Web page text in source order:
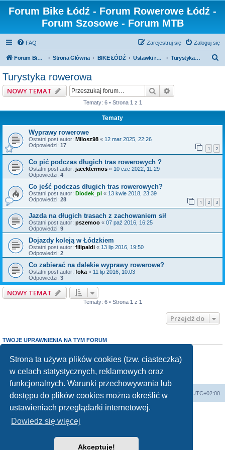
Strona ta używa plików cookies (tzw. ciasteczka)
w celach statystycznych, reklamowych oraz
funkcjonalnych. Warunki przechowywania lub
dostępu do plików cookies można określić w
ustawieniach przeglądarki internetowej.
Dowiedz się więcej
Akceptuję!
Forum Bike Łódź - Forum Rowerowe Łódź -
Forum Szosowe - Forum MTB
FAQ Zaloguj się
Zarejestruj się
Forum Bike Łódź - Forum Rowerowe Łódź - Forum Szosowe - Forum MTB Strona Główna BIKE ŁÓDŹ Ustawki rowerowe i wyprawy Turystyka rowerowa
Turystyka rowerowa
NOWY TEMAT Szukaj
Tematy: 6 • Strona 1 z 1
Tematy
Wyprawy rowerowe
Ostatni post autor: Milosz98 « 12 mar 2025, 22:26
Odpowiedzi: 17 1 2
Co pić podczas długich tras rowerowych ?
Ostatni post autor: jacektermos « 10 cze 2022, 11:29
Odpowiedzi: 4
Co jeść podczas długich tras rowerowych?
Ostatni post autor: Diodek_pl « 13 kwie 2018, 23:39
Odpowiedzi: 28 1 2 3
Jazda na długich trasach z zachowaniem sił
Ostatni post autor: pszemoo « 07 paź 2016, 16:25
Odpowiedzi: 9
Dojazdy koleją w Łódzkiem
Ostatni post autor: filipaldi « 13 lip 2016, 19:50
Odpowiedzi: 2
Co zabierać na dalekie wyprawy rowerowe?
Ostatni post autor: foka « 11 lip 2016, 10:03
Odpowiedzi: 3
NOWY TEMAT
Tematy: 6 • Strona 1 z 1
Przejdź do
TWOJE UPRAWNIENIA NA TYM FORUM
Nie możesz odpowiadać w tematach
Nie możesz zmieniać swoich postów
Nie możeszusuwać swoich postów
Forum Bike Łódź - Forum Rowerowe Łódź - Forum Szosowe - Forum MTB Strona Główna Strefa czasowa UTC+02:00
Linki partnerskie: strony www lodz Fotografia Analogowa
Technologię dostarczaphpBB® Forum Software © phpBB Limited